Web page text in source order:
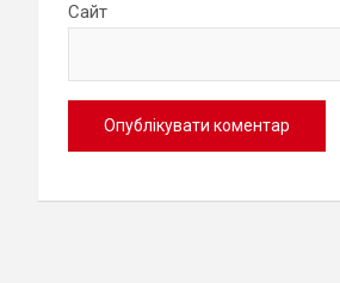
Сайт